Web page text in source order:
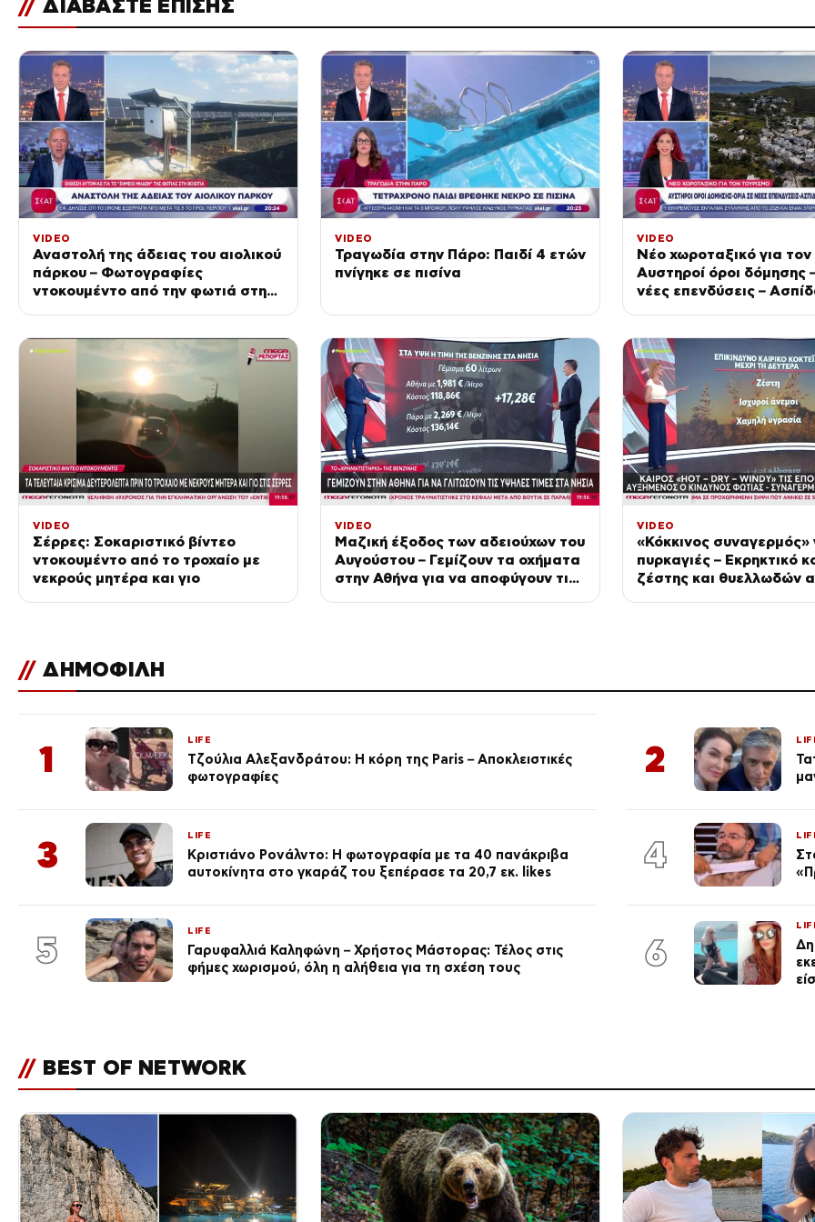
// ΔΙΑΒΑΣΤΕ ΕΠΙΣΗΣ
VIDEO
Αναστολή της άδειας του αιολικού
πάρκου – Φωτογραφίες
ντοκουμέντο από την φωτιά στη
VIDEO
Τραγωδία στην Πάρο: Παιδί 4 ετών
πνίγηκε σε πισίνα
VIDEO
Νέο χωροταξικό για τον
Αυστηροί όροι δόμησης
νέες επενδύσεις –
VIDEO
Σέρρες: Σοκαριστικό βίντεο
ντοκουμέντο από το τροχαίο με
νεκρούς μητέρα και γιο
VIDEO
Μαζική έξοδος των αδειούχων του
Αυγούστου – Γεμίζουν τα οχήματα
στην Αθήνα για να αποφύγουν τις
VIDEO
«Κόκκινος συναγερμός»
πυρκαγιές – Εκρηκτικό
ζέστης και θυελλωδών
// ΔΗΜΟΦΙΛΗ
1 LIFE
Τζούλια Αλεξανδράτου: Η κόρη της Paris – Αποκλειστικές
φωτογραφίες
2
3 LIFE
Κριστιάνο Ρονάλντο: Η φωτογραφία με τα 40 πανάκριβα
αυτοκίνητα στο γκαράζ του ξεπέρασε τα 20,7 εκ. likes
4
5 LIFE
Γαρυφαλλιά Καληφώνη – Χρήστος Μάστορας: Τέλος στις
φήμες χωρισμού, όλη η αλήθεια για τη σχέση τους
6
// BEST OF NETWORK